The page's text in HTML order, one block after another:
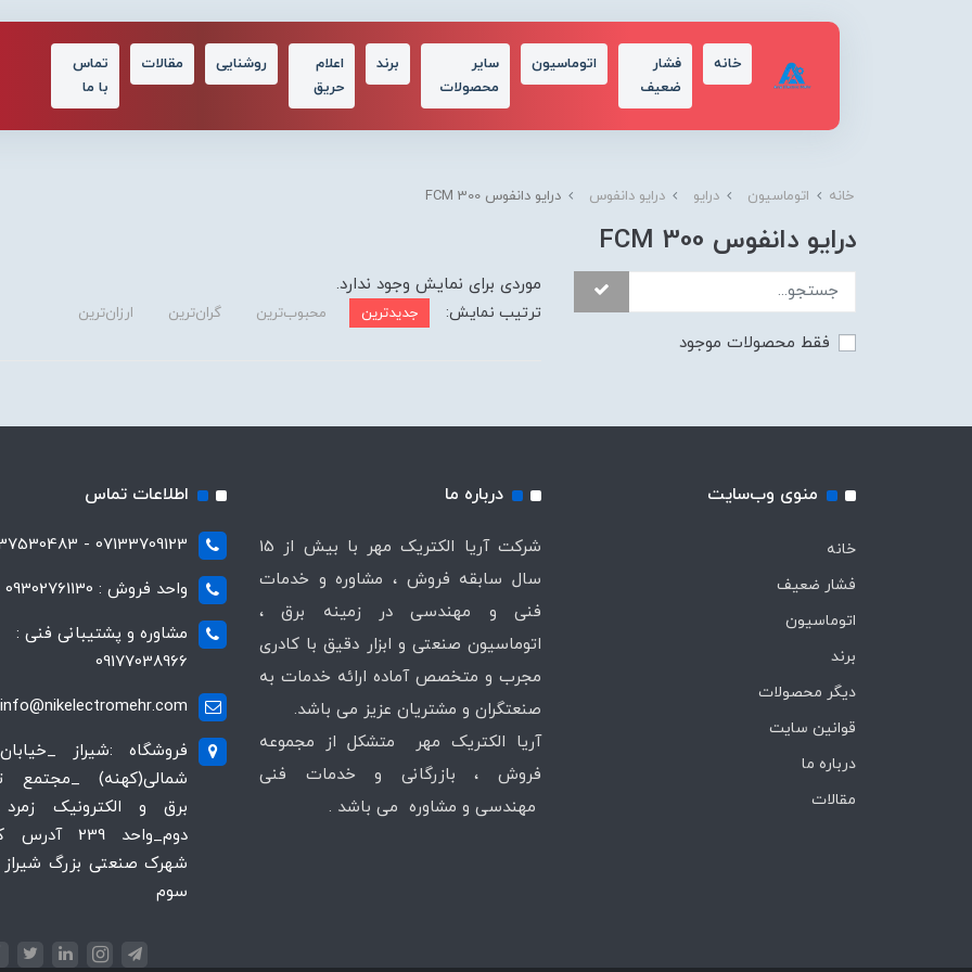
خانه
فشار
ضعیف
اتوماسیون
سایر
محصولات
برند
اعلام
حریق
روشنایی مقالات
تماس
با ما
خانه اتوماسیون درایو درایو دانفوس درایو دانفوس FCM 300
درایو دانفوس FCM 300
فقط محصولات موجود
موردی برای نمایش وجود ندارد.
ترتیب نمایش: جدیدترین محبوب‌ترین گران‌ترین ارزان‌ترین
منوی وب‌سایت
خانه
فشار ضعیف
اتوماسیون
برند
دیگر محصولات
قوانین سایت
درباره ما
مقالات
درباره ما
شرکت آریا الکتریک مهر با بیش از 15
سال سابقه فروش ، مشاوره و خدمات
فنی و مهندسی در زمینه برق ،
اتوماسیون صنعتی و ابزار دقیق با کادری
مجرب و متخصص آماده ارائه خدمات به
صنعتگران و مشتریان عزیز می باشد.
آریا الکتریک مهر متشکل از مجموعه
فروش ، بازرگانی و خدمات فنی
مهندسی و مشاوره می باشد .
اطلاعات تماس
07133709123 - 07137530483
واحد فروش : 09302761130
مشاوره و پشتیبانی فنی :
09177038966
info@nikelectromehr.com
فروشگاه :شیراز
شمالی(کهنه)
برق و الکترونیک
دوم_واحد 239
شهرک صنعتی بزرگ شیراز
سوم